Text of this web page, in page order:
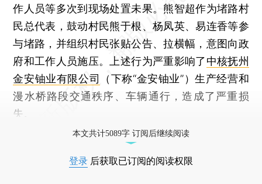
作人员等多次到现场处置未果。熊智超作为堵路村
民总代表，鼓动村民熊于根、杨凤英、易连香等参
与堵路，并组织村民张贴公告、拉横幅，意图向政
府和工作人员施压。上述行为严重影响了中核抚州
金安铀业有限公司
（下称“金安铀业”）生产经营和
漫水桥路段交通秩序、车辆通行，造成了严重损
失。
本文共计5089字 订阅后继续阅读
登录 后获取已订阅的阅读权限